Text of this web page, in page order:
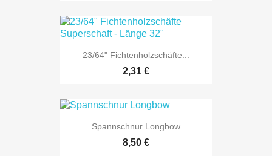
23/64" Fichtenholzschäfte...
2,31 €
Spannschnur Longbow
8,50 €